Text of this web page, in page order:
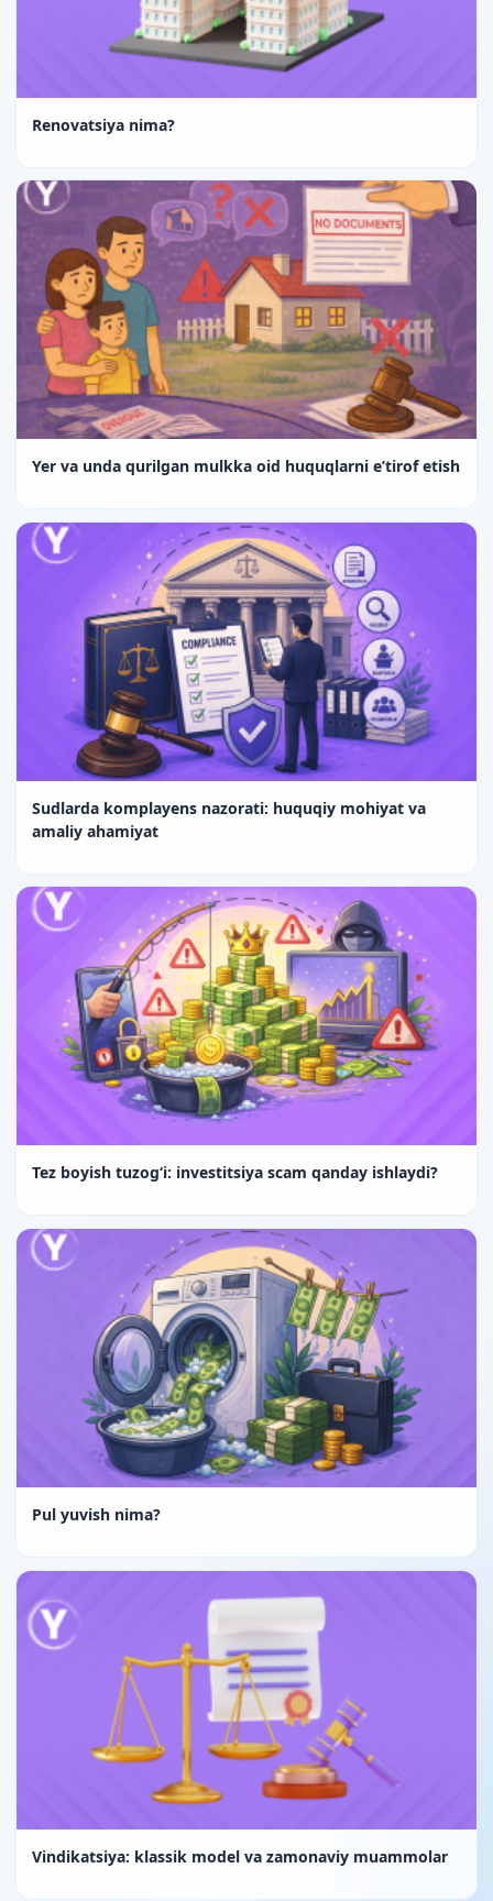
Renovatsiya nima?
Yer va unda qurilgan mulkka oid huquqlarni e’tirof etish
Sudlarda komplayens nazorati: huquqiy mohiyat va
amaliy ahamiyat
Tez boyish tuzog‘i: investitsiya scam qanday ishlaydi?
Pul yuvish nima?
Vindikatsiya: klassik model va zamonaviy muammolar